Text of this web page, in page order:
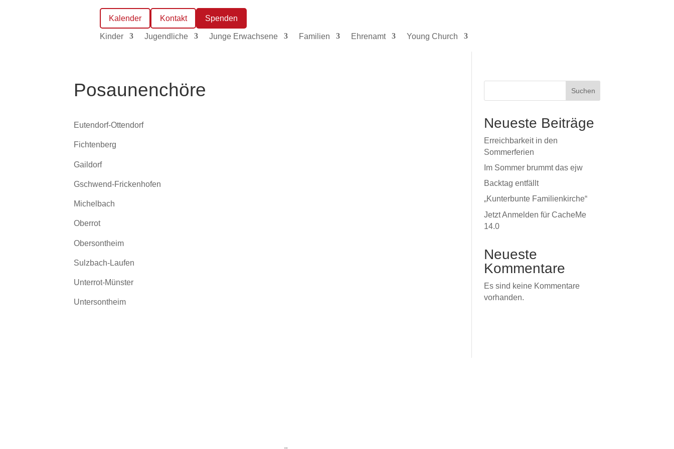
Kalender Kontakt
Spenden
Kinder
Jugendliche Junge Erwachsene Familien Ehrenamt Young Church
Posaunenchöre
Eutendorf-Ottendorf
Fichtenberg
Gaildorf
Gschwend-Frickenhofen
Michelbach
Oberrot
Obersontheim
Sulzbach-Laufen
Unterrot-Münster
Untersontheim
Suchen
Neueste Beiträge
Erreichbarkeit in den
Sommerferien
Im Sommer brummt das ejw
Backtag entfällt
„Kunterbunte Familienkirche“
Jetzt Anmelden für CacheMe
14.0
Neueste
Kommentare
Es sind keine Kommentare
vorhanden.